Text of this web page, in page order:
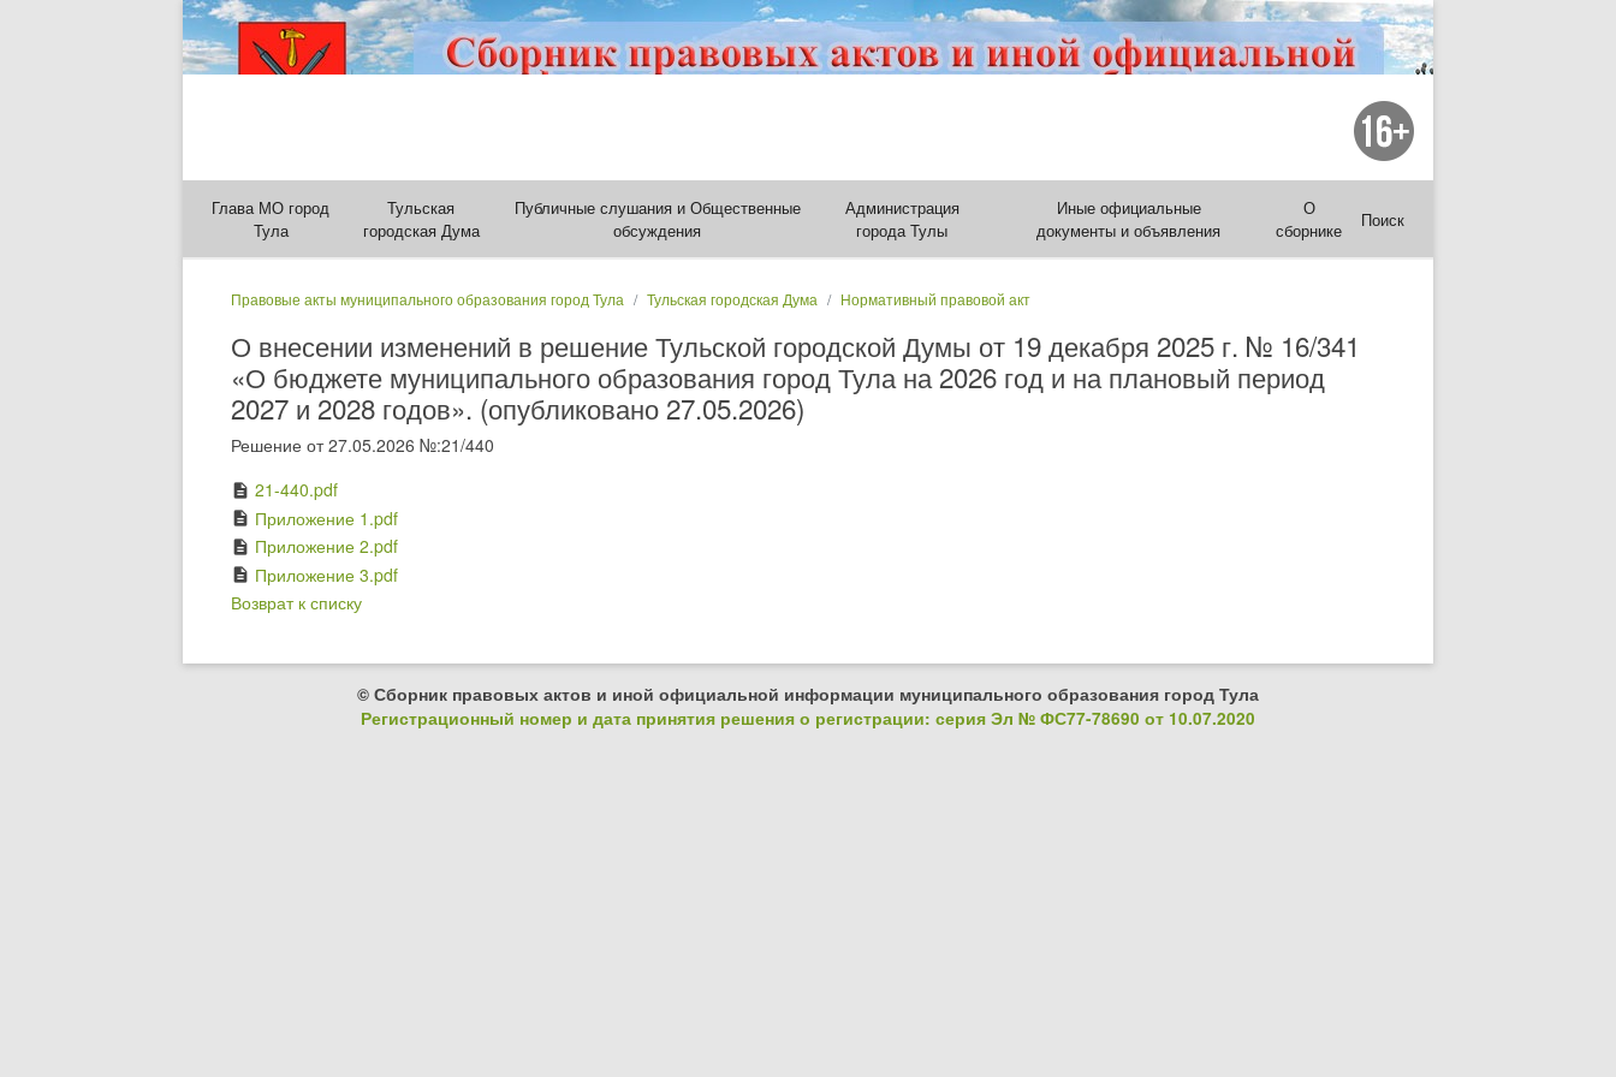
Глава МО город
Тула
Тульская
городская Дума
Публичные слушания и Общественные
обсуждения
Администрация
города Тулы
Иные официальные
документы и объявления
О
сборнике
Поиск
Правовые акты муниципального образования город Тула Тульская городская Дума Нормативный правовой акт
О внесении изменений в решение Тульской городской Думы от 19 декабря 2025 г. № 16/341
«О бюджете муниципального образования город Тула на 2026 год и на плановый период
2027 и 2028 годов». (опубликовано 27.05.2026)
Решение от 27.05.2026 №:21/440
description 21-440.pdf
description Приложение 1.pdf
description Приложение 2.pdf
description Приложение 3.pdf
Возврат к списку
© Сборник правовых актов и иной официальной информации муниципального образования город Тула
Регистрационный номер и дата принятия решения о регистрации: серия Эл № ФС77-78690 от 10.07.2020